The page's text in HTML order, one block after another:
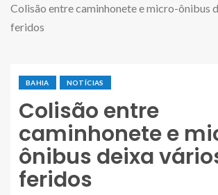
Colisão entre caminhonete e micro-ônibus
feridos
BAHIA NOTÍCIAS
Colisão entre
caminhonete e
ônibus deixa
feridos